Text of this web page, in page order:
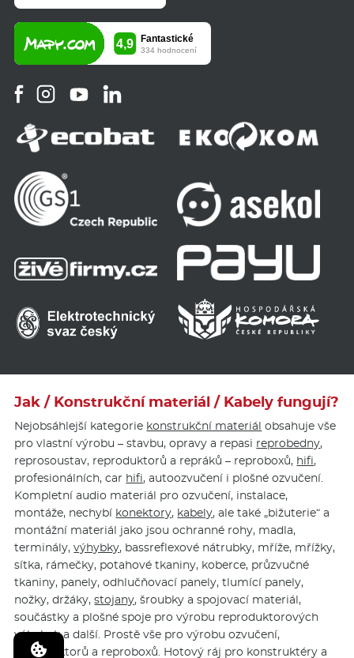
Jak / Konstrukční materiál / Kabely fungují?
Nejobsáhlejší kategorie konstrukční materiál obsahuje vše
pro vlastní výrobu – stavbu, opravy a repasi reprobedny,
reprosoustav, reproduktorů a repráků – reproboxů, hifi,
profesionálních, car hifi, autoozvučení i plošné ozvučení.
Kompletní audio materiál pro ozvučení, instalace,
montáže, nechybí konektory, kabely, ale také „bižuterie“ a
montážní materiál jako jsou ochranné rohy, madla,
terminály,výhybky, bassreflexové nátrubky, mříže, mřížky,
sítka, rámečky, potahové tkaniny, koberce, průzvučné
tkaniny, panely, odhlučňovací panely, tlumící panely,
nožky, držáky,stojany, šroubky a spojovací materiál,
součástky a plošné spoje pro výrobu reproduktorových
výhybek a další. Prostě vše pro výrobu ozvučení,
reproduktorů a reproboxů. Hotový ráj pro konstruktéry a